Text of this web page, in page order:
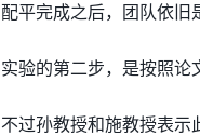
配平完成之后，团队依旧
实验的第二步，是按照论
不过孙教授和施教授表示